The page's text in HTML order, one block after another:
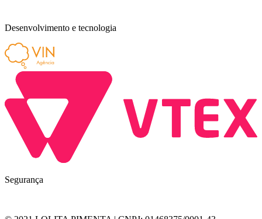
Desenvolvimento e tecnologia
Segurança